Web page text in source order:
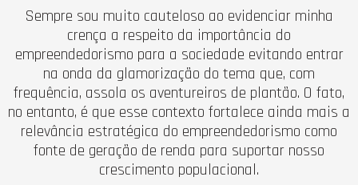
Sempre sou muito cauteloso ao evidenciar minha
crença a respeito da importância do
empreendedorismo para a sociedade evitando entrar
na onda da glamorização do tema que, com
frequência, assola os aventureiros de plantão. O fato,
no entanto, é que esse contexto fortalece ainda mais a
relevância estratégica do empreendedorismo como
fonte de geração de renda para suportar nosso
crescimento populacional.